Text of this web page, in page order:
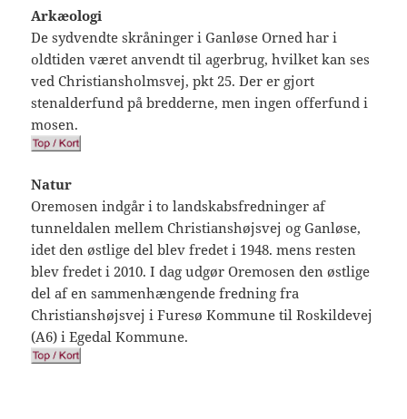
Arkæologi
De sydvendte skråninger i Ganløse Orned har i
oldtiden været anvendt til agerbrug, hvilket kan ses
ved Christiansholmsvej, pkt 25. Der er gjort
stenalderfund på bredderne, men ingen offerfund i
mosen.
Natur
Oremosen indgår i to landskabsfredninger af
tunneldalen mellem Christianshøjsvej og Ganløse,
idet den østlige del blev fredet i 1948. mens resten
blev fredet i 2010. I dag udgør Oremosen den østlige
del af en sammenhængende fredning fra
Christianshøjsvej i Furesø Kommune til Roskildevej
(A6) i Egedal Kommune.